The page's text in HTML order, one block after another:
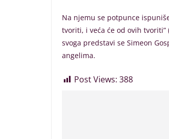
Na njemu se potpunce
tvoriti, i veća će od ovih tvoriti”
svoga predstavi se Simeon
angelima.
Post Views: 388